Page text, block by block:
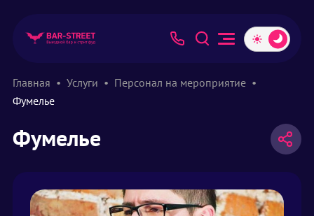
Главная Услуги
Персонал на мероприятие
Фумелье
Фумелье